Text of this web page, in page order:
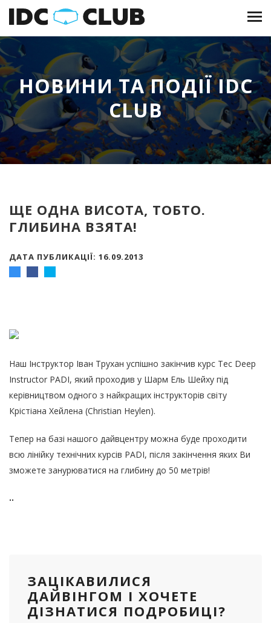
НОВИНИ ТА ПОДІЇ IDC
CLUB
ЩЕ ОДНА ВИСОТА, ТОБТО.
ГЛИБИНА ВЗЯТА!
ДАТА ПУБЛИКАЦІЇ: 16.09.2013
Наш Інструктор Іван Трухан успішно закінчив курс Tec Deep
Instructor PADI, який проходив у Шарм Ель Шейху під
керівництвом одного з найкращих інструкторів світу
Крістіана Хейлена (Christian Heylen).
Тепер на базі нашого дайвцентру можна буде проходити
всю лінійку технічних курсів PADI, після закінчення яких Ви
зможете занурюватися на глибину до 50 метрів!
ЗАЦІКАВИЛИСЯ
ДАЙВІНГОМ І ХОЧЕТЕ
ДІЗНАТИСЯ ПОДРОБИЦІ?